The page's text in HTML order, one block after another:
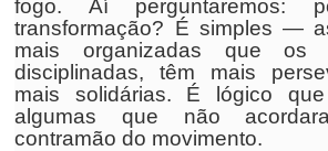
fogo. Aí perguntaremos:
transformação? É simples —
mais organizadas que os
disciplinadas, têm mais
mais solidárias. É lógico
algumas que não
contramão do movimento.